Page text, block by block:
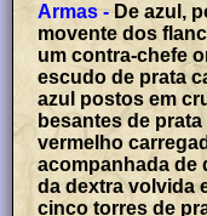
Armas - De azul,
movente dos
um contra-chefe
escudo de prata
azul postos em
besantes de
vermelho
acompanhada de
da dextra volvida
cinco torres de